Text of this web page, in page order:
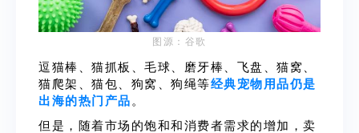
图源：谷歌
逗猫棒、猫抓板、毛球、磨牙棒、飞盘、猫窝、
猫爬架、猫包、狗窝、狗绳等经典宠物用品仍是
出海的热门产品 。
但是，随着市场的饱和和消费者需求的增加，卖